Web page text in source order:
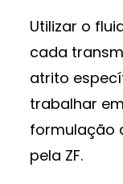
Utilizar o
cada
atrito
trabalhar
formulação
pela ZF.